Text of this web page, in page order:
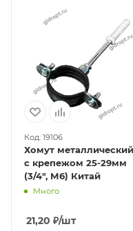
Код: 19106
Хомут металлический
с крепежом 25-29мм
(3/4", М6) Китай
Много
21,20 ₽/шт